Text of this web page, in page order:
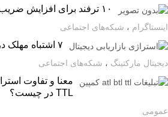
۱۰ ترفند برای افزایش ضریب مشارکت در اینستاگرام
،شبکه‌های اجتماعی
مارکتینگ،شبکه‌های اجتماعی
TTL در چیست؟